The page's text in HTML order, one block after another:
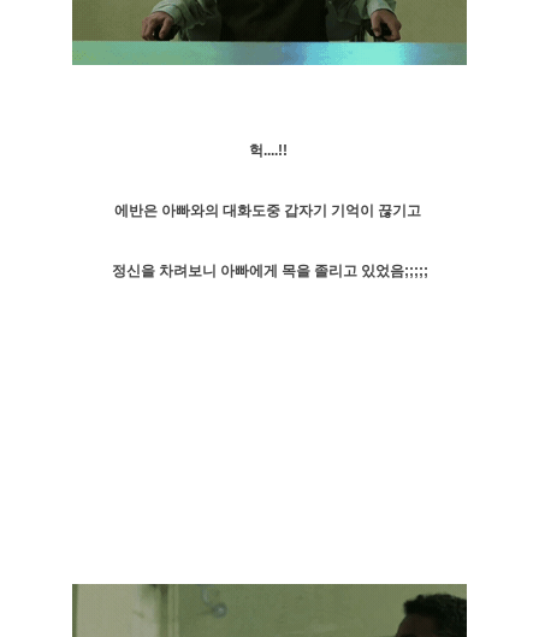
헉....!!
에반은 아빠와의 대화도중 갑자기 기억이 끊기고
정신을 차려보니 아빠에게 목을 졸리고 있었음;;;;;